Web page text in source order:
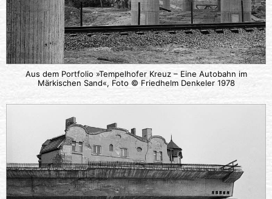
Aus dem Portfolio »Tempelhofer Kreuz – Eine Autobahn im
Märkischen Sand«, Foto © Friedhelm Denkeler 1978